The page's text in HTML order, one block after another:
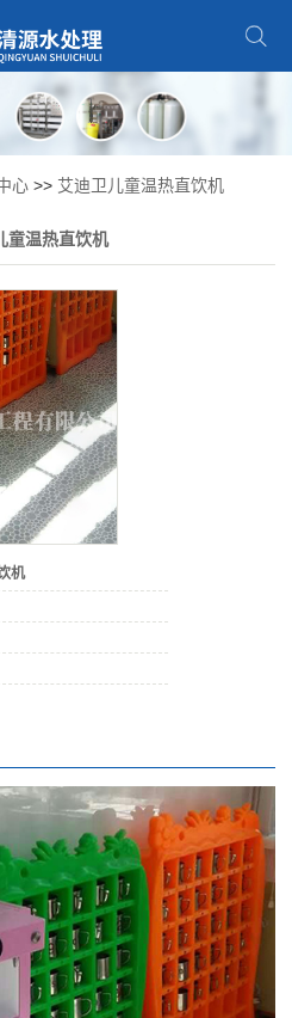
心>> 艾迪卫儿童温热直饮机
童温热直饮机
机